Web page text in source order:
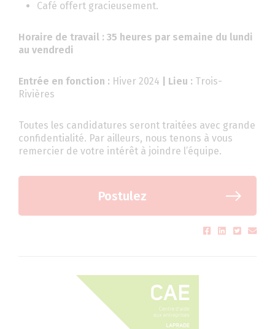
Café offert gracieusement.
Horaire de travail : 35 heures par semaine du lundi
au vendredi
Entrée en fonction : Hiver 2024 | Lieu : Trois-
Rivières
Toutes les candidatures seront traitées avec grande
confidentialité. Par ailleurs, nous tenons à vous
remercier de votre intérêt à joindre l’équipe.
Postulez